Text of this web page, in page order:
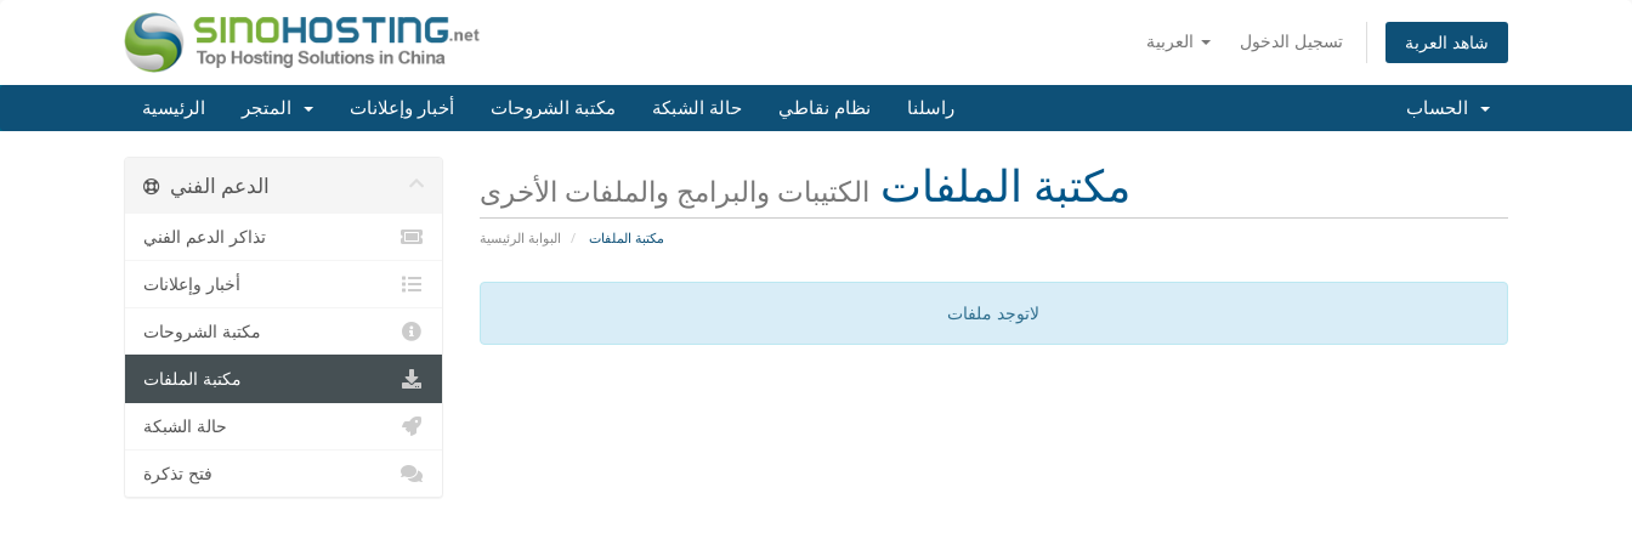
تسجيل الدخول شاهد العربة
الرئيسية أخبار وإعلانات مكتبة الشروحات حالة الشبكة نظام نقاطي راسلنا
مكتبة الملفات الكتيبات والبرامج والملفات الأخرى
البوابة الرئيسية مكتبة الملفات
لاتوجد ملفات
الدعم الفني
تذاكر الدعم الفني
أخبار وإعلانات
مكتبة الشروحات
مكتبة الملفات
حالة الشبكة
فتح تذكرة